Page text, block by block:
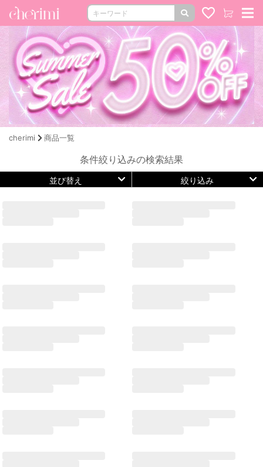
cherimi 商品一覧
条件絞り込みの検索結果
並び替え 絞り込み